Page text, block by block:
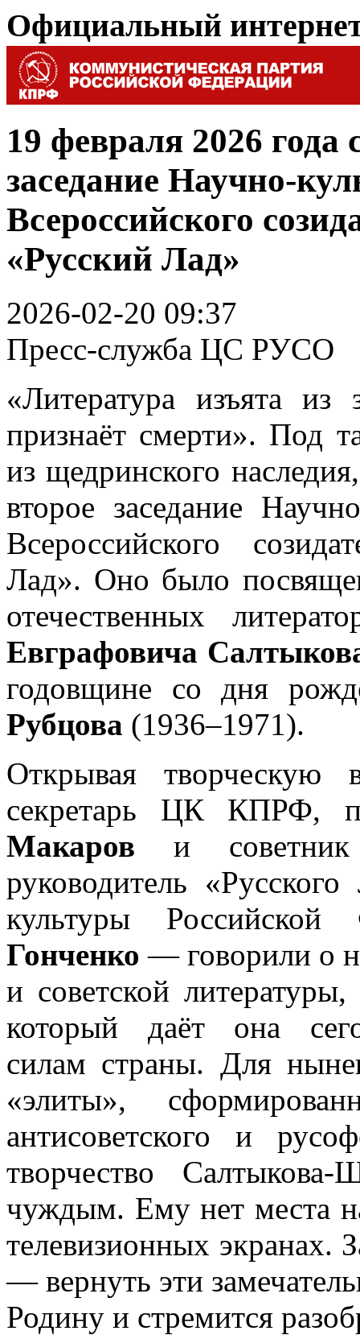
Официальный
19 февраля 2026 года
заседание Научно-
Всероссийского
«Русский Лад»
2026-02-20 09:37
Пресс-служба ЦС РУСО
«Литература изъята
признаёт смерти». Под
из щедринского
второе заседание
Всероссийского
Лад». Оно было
отечественных
Евграфовича
годовщине со дня
Рубцова (1936–1971).
Открывая творческую
секретарь ЦК КПРФ,
Макаров и
руководитель
культуры Российской
Гонченко — говорили о
и советской
который даёт она
силам страны. Для
«элиты»,
антисоветского и
творчество
чуждым. Ему нет места
телевизионных экранах.
— вернуть эти
Родину и стремится